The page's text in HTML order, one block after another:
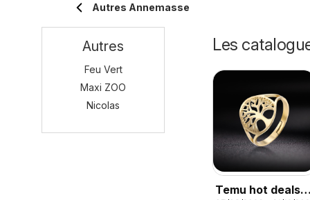
Autres Annemasse
Les
Temu hot deals –
Autres
Feu Vert
Maxi ZOO
Nicolas